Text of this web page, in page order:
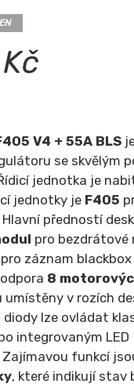
V4 + 55A BLS
se skvělým
jednotka je
jednotky je F405
Hlavní předností
pro bezdrátové
pro záznam
8
umístěny v rozích
diody lze ovládat
integrovaným LED
funkcí
, které indikují stav